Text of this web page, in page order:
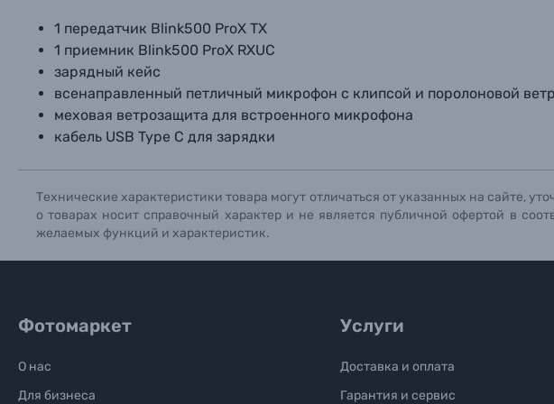
1 передатчик Blink500 ProX TX
1 приемник Blink500 ProX RXUC
зарядный кейс
всенаправленный петличный микрофон с клипсой и поролоновой
меховая ветрозащита для встроенного микрофона
кабель USB Type C для зарядки
Технические характеристики товара могут отличаться от указанных на сайте,
о товарах носит справочный характер и не является публичной офертой в
желаемых функций и характеристик.
Фотомаркет
О нас
Для бизнеса
Услуги
Доставка и оплата
Гарантия и сервис